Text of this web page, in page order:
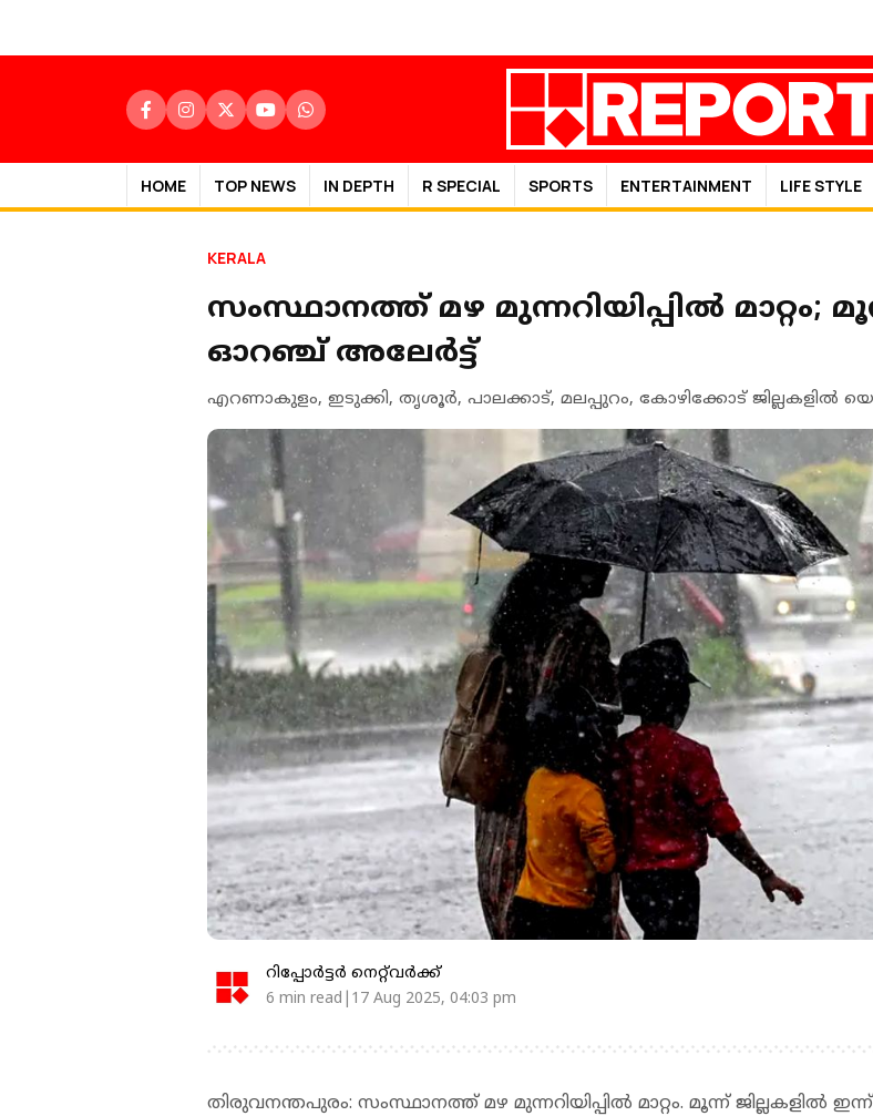
HOME TOP NEWS IN DEPTH R SPECIAL SPORTS ENTERTAINMENT LIFE STYLE
KERALA
സംസ്ഥാനത്ത് മഴ മുന്നറിയിപ്പിൽ മാറ്റം;
ഓറഞ്ച് അലേർട്ട്
എറണാകുളം, ഇടുക്കി, തൃശൂർ, പാലക്കാട്‌, മലപ്പുറം, കോഴിക്കോട് ജില്ലകളിൽ
റിപ്പോർട്ടർ നെറ്റ്‌വര്‍ക്ക്‌
6 min read|17 Aug 2025, 04:03 pm
തിരുവനന്തപുരം: സംസ്ഥാനത്ത് മഴ മുന്നറിയിപ്പിൽ മാറ്റം. മൂന്ന് ജില്ലകളിൽ ഇന്ന്